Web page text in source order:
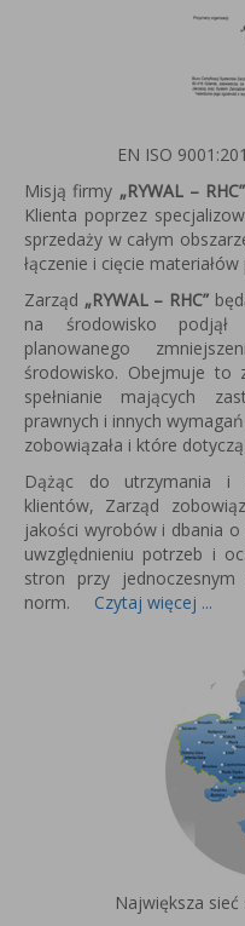
EN ISO
Misją firmy „RYWAL – RHC”
Klienta poprzez
sprzedaży w całym
łączenie i cięcie
Zarząd „RYWAL – RHC”
na środowisko
planowanego
środowisko. Obejmuje to
spełnianie mających
prawnych i innych
zobowiązała i które
Dążąc do utrzymania i
klientów, Zarząd
jakości wyrobów i dbania
uwzględnieniu potrzeb i
stron przy jednoczesnym
norm. Czytaj więcej ...
Największa